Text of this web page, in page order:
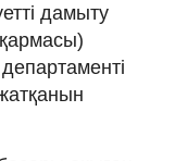
дамыту